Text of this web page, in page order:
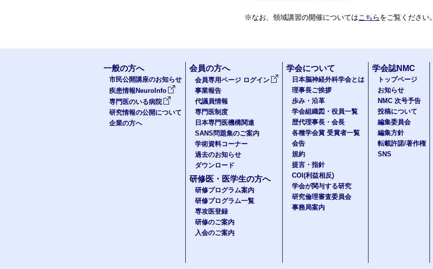
※なお、領域講習の開催についてはこちらをご覧ください。
一般の方へ
市民公開講座のお知らせ
疾患情報NeuroInfo
専門医のいる病院
研究情報の公開について
企業の方へ
会員の方へ
会員専用ページ ログイン
事業報告
代議員情報
専門医制度
日本専門医機構関連
SANS問題集のご案内
学術資料コーナー
過去のお知らせ
ダウンロード
研修医・医学生の方へ
研修プログラム案内
研修プログラム一覧
専攻医登録
研修のご案内
入会のご案内
学会について
日本脳神経外科学会とは
理事長ご挨拶
歩み・沿革
学会組織図・役員一覧
歴代理事長・会長
各種学会賞 受賞者一覧
会告
規約
提言・指針
COI(利益相反)
学会が関与する研究
研究倫理審査委員会
事務局案内
学会誌NMC
トップページ
お知らせ
NMC 次号予告
投稿について
編集委員会
編集方針
転載許諾/著作権
SNS